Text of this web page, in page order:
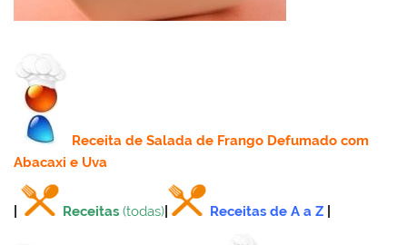
Receitade Salada de Frango Defumado com
Abacaxi e Uva
Receitas (todas) Receitas de A a Z